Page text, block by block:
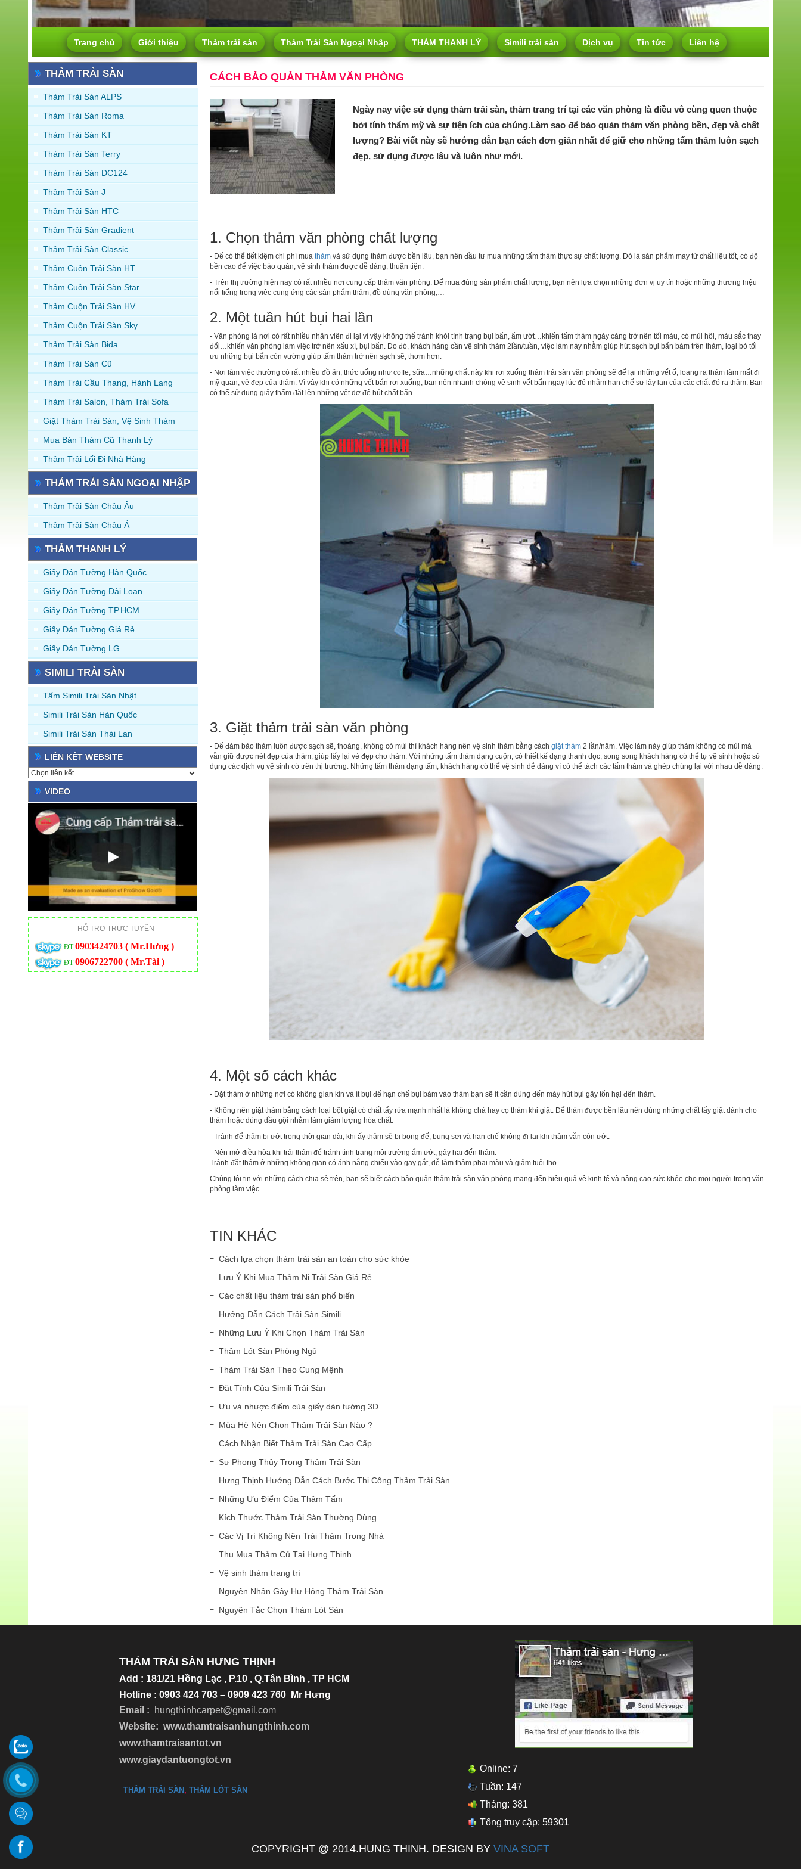
Trang chủ Giới thiệu Thảm trải sàn Thảm Trải Sàn Ngoại Nhập THẢM THANH LÝ Simili trải sàn Dịch vụ Tin tức Liên hệ
THẢM TRẢI SÀN
Thảm Trải Sàn ALPS
Thảm Trải Sàn Roma
Thảm Trải Sàn KT
Thảm Trải Sàn Terry
Thảm Trải Sàn DC124
Thảm Trải Sàn J
Thảm Trải Sàn HTC
Thảm Trải Sàn Gradient
Thảm Trải Sàn Classic
Thảm Cuộn Trải Sàn HT
Thảm Cuộn Trải Sàn Star
Thảm Cuộn Trải Sàn HV
Thảm Cuộn Trải Sàn Sky
Thảm Trải Sàn Bida
Thảm Trải Sàn Cũ
Thảm Trải Cầu Thang, Hành Lang
Thảm Trải Salon, Thảm Trải Sofa
Giặt Thảm Trải Sàn, Vệ Sinh Thảm
Mua Bán Thảm Cũ Thanh Lý
Thảm Trải Lối Đi Nhà Hàng
THẢM TRẢI SÀN NGOẠI NHẬP
Thảm Trải Sàn Châu Âu
Thảm Trải Sàn Châu Á
THẢM THANH LÝ
Giấy Dán Tường Hàn Quốc
Giấy Dán Tường Đài Loan
Giấy Dán Tường TP.HCM
Giấy Dán Tường Giá Rẻ
Giấy Dán Tường LG
SIMILI TRẢI SÀN
Tấm Simili Trải Sàn Nhật
Simili Trải Sàn Hàn Quốc
Simili Trải Sàn Thái Lan
LIÊN KẾT WEBSITE
VIDEO
HỖ TRỢ TRỰC TUYẾN
ĐT0903424703 ( Mr.Hưng )
ĐT0906722700 ( Mr.Tài )
CÁCH BẢO QUẢN THẢM VĂN PHÒNG
Ngày nay việc sử dụng thảm trải sàn, thảm trang trí tại các văn phòng là điều vô cùng quen thuộc
bởi tính thẩm mỹ và sự tiện ích của chúng.Làm sao để bảo quản thảm văn phòng bền, đẹp và chất
lượng? Bài viết này sẽ hướng dẫn bạn cách đơn giản nhất để giữ cho những tấm thảm luôn sạch
đẹp, sử dụng được lâu và luôn như mới.
1. Chọn thảm văn phòng chất lượng
- Để có thể tiết kiệm chi phí mua thảm và sử dụng thảm được bền lâu, bạn nên đầu tư mua những tấm thảm thực sự chất lượng. Đó là sản phẩm may từ chất liệu tốt, có độ
bền cao để việc bảo quản, vệ sinh thảm được dễ dàng, thuận tiện.
- Trên thị trường hiện nay có rất nhiều nơi cung cấp thảm văn phòng. Để mua đúng sản phẩm chất lượng, bạn nên lựa chọn những đơn vị uy tín hoặc những thương hiệu
nổi tiếng trong việc cung ứng các sản phẩm thảm, đồ dùng văn phòng,…
2. Một tuần hút bụi hai lần
- Văn phòng là nơi có rất nhiều nhân viên đi lại vì vậy không thể tránh khỏi tình trạng bụi bẩn, ẩm ướt…khiến tấm thảm ngày càng trở nên tối màu, có mùi hôi, màu sắc thay
đổi…khiến văn phòng làm việc trở nên xấu xí, bụi bẩn. Do đó, khách hàng cần vệ sinh thảm 2lần/tuần, việc làm này nhằm giúp hút sạch bụi bẩn bám trên thảm, loại bỏ tối
ưu những bụi bẩn còn vướng giúp tấm thảm trở nên sạch sẽ, thơm hơn.
- Nơi làm việc thường có rất nhiều đồ ăn, thức uống như coffe, sữa…những chất này khi rơi xuống thảm trải sàn văn phòng sẽ để lại những vết ố, loang ra thảm làm mất đi
mỹ quan, vẻ đẹp của thảm. Vì vậy khi có những vết bẩn rơi xuống, bạn nên nhanh chóng vệ sinh vết bẩn ngay lúc đó nhằm hạn chế sự lây lan của các chất đó ra thảm. Bạn
có thể sử dụng giấy thấm đặt lên những vết dơ để hút chất bẩn…
3. Giặt thảm trải sàn văn phòng
- Để đảm bảo thảm luôn được sạch sẽ, thoáng, không có mùi thì khách hàng nên vệ sinh thảm bằng cách giặt thảm 2 lần/năm. Việc làm này giúp thảm không có mùi mà
vẫn giữ được nét đẹp của thảm, giúp lấy lại vẻ đẹp cho thảm. Với những tấm thảm dạng cuộn, có thiết kế dạng thanh dọc, song song khách hàng có thể tự vệ sinh hoặc sử
dụng các dịch vụ vệ sinh có trên thị trường. Những tấm thảm dạng tấm, khách hàng có thể vệ sinh dễ dàng vì có thể tách các tấm thảm và ghép chúng lại với nhau dễ dàng.
4. Một số cách khác
- Đặt thảm ở những nơi có không gian kín và ít bụi để hạn chế bụi bám vào thảm bạn sẽ ít cần dùng đến máy hút bụi gây tổn hại đến thảm.
- Không nên giặt thảm bằng cách loại bột giặt có chất tẩy rửa mạnh nhất là không chà hay cọ thảm khi giặt. Để thảm được bền lâu nên dùng những chất tẩy giặt dành cho
thảm hoặc dùng dầu gội nhằm làm giảm lượng hóa chất.
- Tránh để thảm bị ướt trong thời gian dài, khi ấy thảm sẽ bị bong đế, bung sợi và hạn chế không đi lại khi thảm vẫn còn ướt.
- Nên mở điều hòa khi trải thảm để tránh tình trạng môi trường ẩm ướt, gây hại đến thảm.
Tránh đặt thảm ở những không gian có ánh nắng chiếu vào gay gắt, dễ làm thảm phai màu và giảm tuổi thọ.
Chúng tôi tin với những cách chia sẻ trên, bạn sẽ biết cách bảo quản thảm trải sàn văn phòng mang đến hiệu quả về kinh tế và nâng cao sức khỏe cho mọi người trong văn
phòng làm việc.
TIN KHÁC
Cách lựa chọn thảm trải sàn an toàn cho sức khỏe
Lưu Ý Khi Mua Thảm Nỉ Trải Sàn Giá Rẻ
Các chất liệu thảm trải sàn phổ biến
Hướng Dẫn Cách Trải Sàn Simili
Những Lưu Ý Khi Chọn Thảm Trải Sàn
Thảm Lót Sàn Phòng Ngủ
Thảm Trải Sàn Theo Cung Mệnh
Đặt Tính Của Simili Trải Sàn
Ưu và nhược điểm của giấy dán tường 3D
Mùa Hè Nên Chọn Thảm Trải Sàn Nào ?
Cách Nhận Biết Thảm Trải Sàn Cao Cấp
Sự Phong Thủy Trong Thảm Trải Sàn
Hưng Thịnh Hướng Dẫn Cách Bước Thi Công Thảm Trải Sàn
Những Ưu Điểm Của Thảm Tấm
Kích Thước Thảm Trải Sàn Thường Dùng
Các Vị Trí Không Nên Trải Thảm Trong Nhà
Thu Mua Thảm Củ Tại Hưng Thịnh
Vệ sinh thảm trang trí
Nguyên Nhân Gây Hư Hỏng Thảm Trải Sàn
Nguyên Tắc Chọn Thảm Lót Sàn
THẢM TRẢI SÀN HƯNG THỊNH
Add : 181/21 Hồng Lạc , P.10 , Q.Tân Bình , TP HCM
Hotline : 0903 424 703 – 0909 423 760 Mr Hưng
Email :
hungthinhcarpet@gmail.com
Website: www.thamtraisanhungthinh.com
www.thamtraisantot.vn
www.giaydantuongtot.vn
THẢM TRẢI SÀN, THẢM LÓT SÀN
Online: 7
Tuần: 147
Tháng: 381
Tổng truy cập: 59301
COPYRIGHT @ 2014.HUNG THINH. DESIGN BY VINA SOFT